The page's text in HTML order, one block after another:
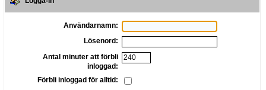
Användarnamn:
Lösenord:
Antal minuter att förbli
inloggad:
Förbli inloggad för alltid: